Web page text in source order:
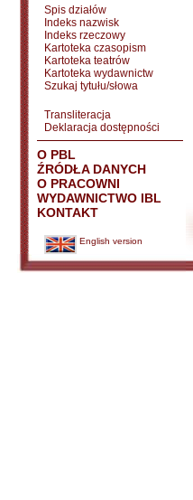
Spis działów
Indeks nazwisk
Indeks rzeczowy
Kartoteka czasopism
Kartoteka teatrów
Kartoteka wydawnictw
Szukaj tytułu/słowa
Transliteracja
Deklaracja dostępności
O PBL
ŹRÓDŁA DANYCH
O PRACOWNI
WYDAWNICTWO IBL
KONTAKT
English version